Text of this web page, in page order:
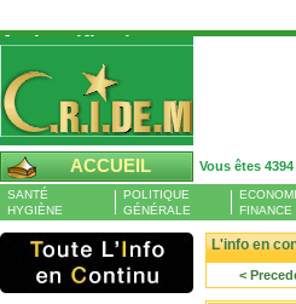
Authentification
Pour S'authentifier veuillez fournir votre
Pseudo et Mot de passer et cliquez
connecter
Pseudo
Mot de passe
ACCUEIL Vous êtes
Liste des membres en ligne (0)
SANTÉ
HYGIÈNE
POLITIQUE
GÉNÉRALE
FINANCE
L'info en
<